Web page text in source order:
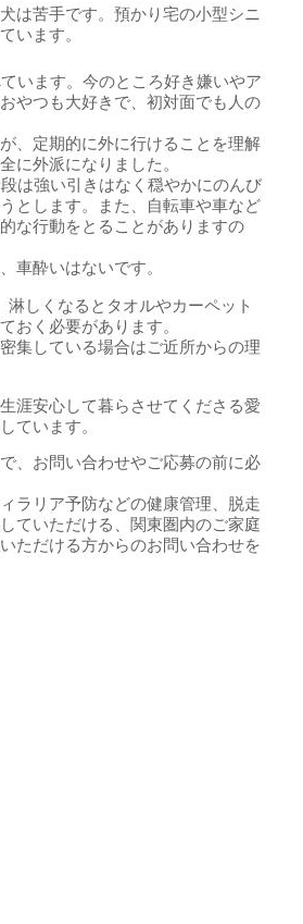
は苦手です。預かり宅の小型シニ
います。
います。今のところ好き嫌いやア
やつも大好きで、初対面でも人の
、定期的に外に行けることを理解
に外派になりました。
は強い引きはなく穏やかにのんび
とします。また、自転車や車など
な行動をとることがありますの
車酔いはないです。
しくなるとタオルやカーペット
おく必要があります。
集している場合はご近所からの理
涯安心して暮らさせてくださる愛
ています。
、お問い合わせやご応募の前に必
ラリア予防などの健康管理、脱走
ていただける、関東圏内のご家庭
ただける方からのお問い合わせを